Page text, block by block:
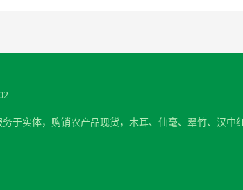
于实体，购销农产品现货，木耳、仙毫、翠竹、汉中